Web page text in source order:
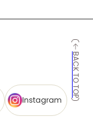
BACK TO TOP
Instagram